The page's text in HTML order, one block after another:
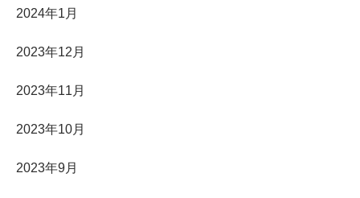
2024年1月
2023年12月
2023年11月
2023年10月
2023年9月